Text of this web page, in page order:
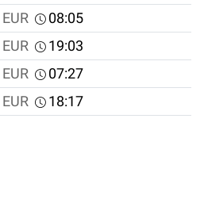
EUR
08:05
EUR
19:03
EUR
07:27
EUR 18:17